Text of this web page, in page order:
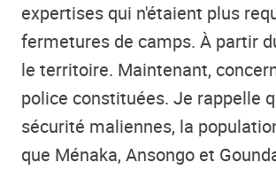
expertises qui n'étaient plus
fermetures de camps. À partir
le territoire. Maintenant,
police constituées. Je rappelle
sécurité maliennes, la
que Ménaka, Ansongo et